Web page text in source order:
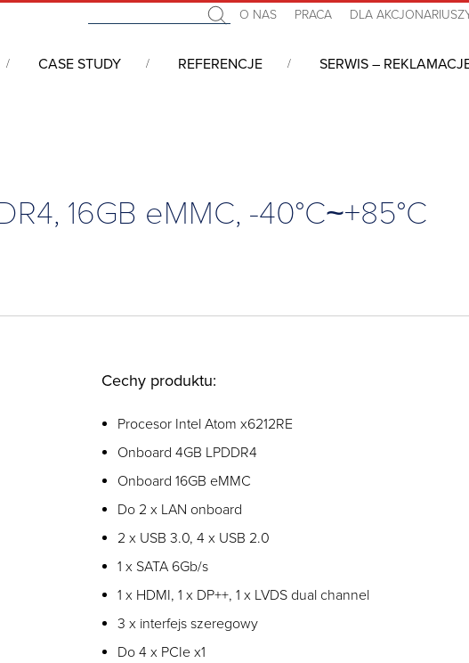
O NAS PRACA DLA
CASE STUDY REFERENCJE SERWIS –
16GB eMMC, -40°C~+85°C
Cechy produktu:
Procesor Intel Atom x6212RE
Onboard 4GB LPDDR4
Onboard 16GB eMMC
Do 2 x LAN onboard
2 x USB 3.0, 4 x USB 2.0
1 x SATA 6Gb/s
1 x HDMI, 1 x DP++, 1 x LVDS dual channel
3 x interfejs szeregowy
Do 4 x PCIe x1